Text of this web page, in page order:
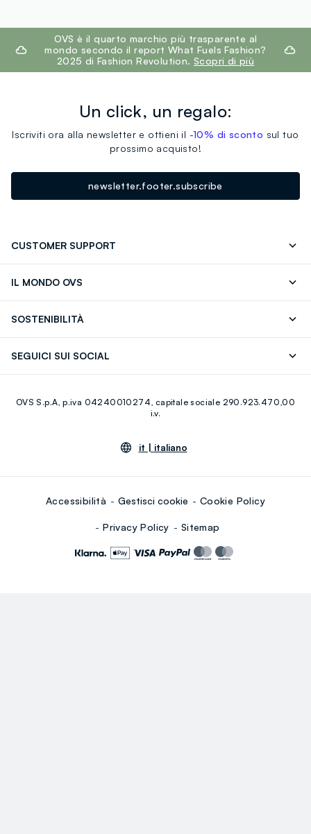
footer.ariatitleOVS è il quarto marchio più trasparente al
mondo secondo il report What Fuels Fashion?
2025 di Fashion Revolution. Scopri di più
Un click, un regalo:
Iscriviti ora alla newsletter e ottieni il -10% di sconto sul tuo
prossimo acquisto!
newsletter.footer.subscribe
CUSTOMER SUPPORT
IL MONDO OVS
Giftcard
SOSTENIBILITÀ
SEGUICI SUI SOCIAL
Youtube Linkedin
OVS S.p.A, p.iva 04240010274, capitale sociale 290.923.470,00
i.v.
it | italiano
Accessibilità Gestisci cookie Cookie Policy
Privacy Policy Sitemap